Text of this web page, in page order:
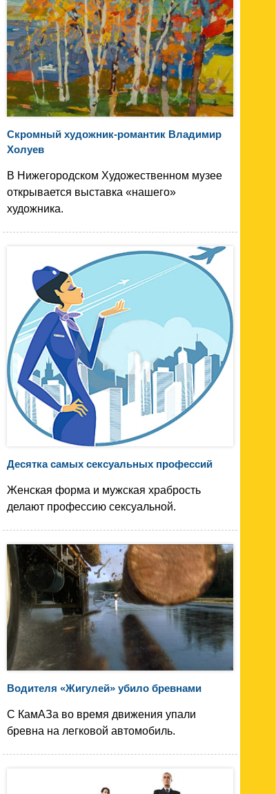
Скромный художник-романтик Владимир
Холуев
В Нижегородском Художественном музее
открывается выставка «нашего»
художника.
Десятка самых сексуальных профессий
Женская форма и мужская храбрость
делают профессию сексуальной.
Водителя «Жигулей» убило бревнами
С КамАЗа во время движения упали
бревна на легковой автомобиль.